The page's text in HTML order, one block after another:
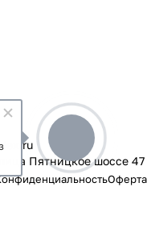
Пятницкое шоссе 47
Оферта